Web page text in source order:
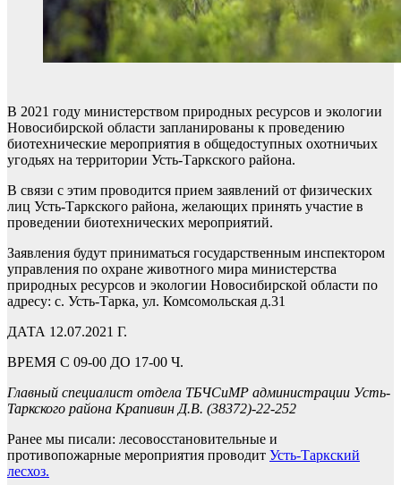
В 2021 году министерством природных ресурсов и экологии
Новосибирской области запланированы к проведению
биотехнические мероприятия в общедоступных охотничьих
угодьях на территории Усть-Таркского района.
В связи с этим проводится прием заявлений от физических
лиц Усть-Таркского района, желающих принять участие в
проведении биотехнических мероприятий.
Заявления будут приниматься государственным инспектором
управления по охране животного мира министерства
природных ресурсов и экологии Новосибирской области по
адресу: с. Усть-Тарка, ул. Комсомольская д.31
ДАТА 12.07.2021 Г.
ВРЕМЯ С 09-00 ДО 17-00 Ч.
Главный специалист отдела ТБЧСиМР администрации Усть-
Таркского района Крапивин Д.В. (38372)-22-252
Ранее мы писали: лесовосстановительные и
противопожарные мероприятия проводит Усть-Таркский
лесхоз.